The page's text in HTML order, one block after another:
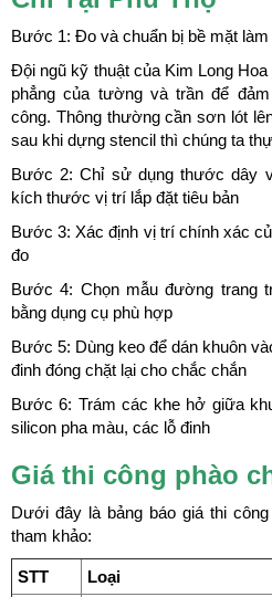
Bước 1: Đo và chuẩn bị bề mặt làm
Đội ngũ kỹ thuật của Kim Long
phẳng của tường và trần để
công. Thông thường cần sơn lót
sau khi dựng stencil thì chúng ta
Bước 2: Chỉ sử dụng thước dây
kích thước vị trí lắp đặt tiêu bản
Bước 3: Xác định vị trí chính xác
đo
Bước 4: Chọn mẫu đường trang
bằng dụng cụ phù hợp
Bước 5: Dùng keo để dán khuôn
đinh đóng chặt lại cho chắc chắn
Bước 6: Trám các khe hở giữa
silicon pha màu, các lỗ đinh
Giá thi công phào
Dưới đây là bảng báo giá thi
tham khảo:
STT Loại